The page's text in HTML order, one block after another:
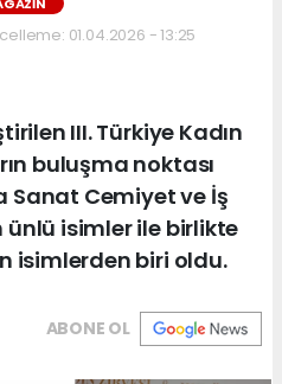
01.04.2026 - 13:25
III. Türkiye Kadın
buluşma noktası
Sanat Cemiyet ve İş
isimler ile birlikte
isimlerden biri oldu.
ABONE OL